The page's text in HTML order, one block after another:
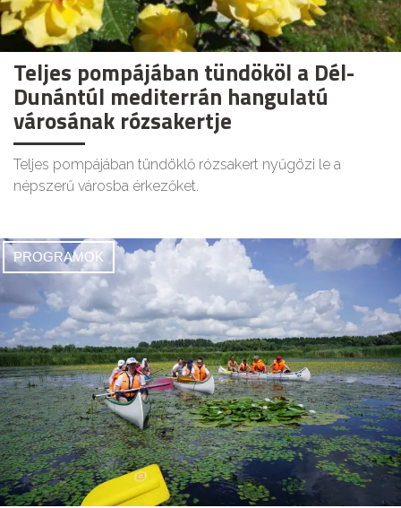
Teljes pompájában tündököl a Dél-
Dunántúl mediterrán hangulatú
városának rózsakertje
Teljes pompájában tündöklő rózsakert nyűgözi le a
népszerű városba érkezőket.
PROGRAMOK